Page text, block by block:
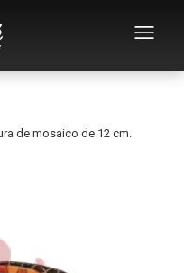
de mosaico de 12 cm.